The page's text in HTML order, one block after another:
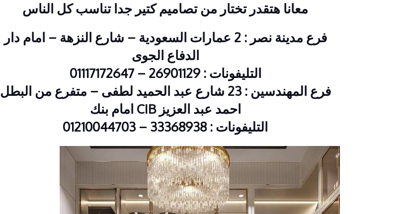
معانا هتقدر تختار من تصاميم كتير جدا تناسب كل الناس
فرع مدينة نصر : 2 عمارات السعودية – شارع النزهة – امام دار
الدفاع الجوى
التليفونات : 26901129 – 01117172647
فرع المهندسين : 23 شارع عبد الحميد لطفى – متفرع من البطل
احمد عبد العزيز CIB امام بنك
التليفونات : 33368938 – 01210044703